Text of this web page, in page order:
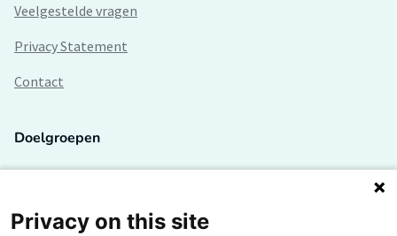
Veelgestelde vragen
Privacy Statement
Contact
Doelgroepen
Lectoren en onderzoekers
Privacy on this site